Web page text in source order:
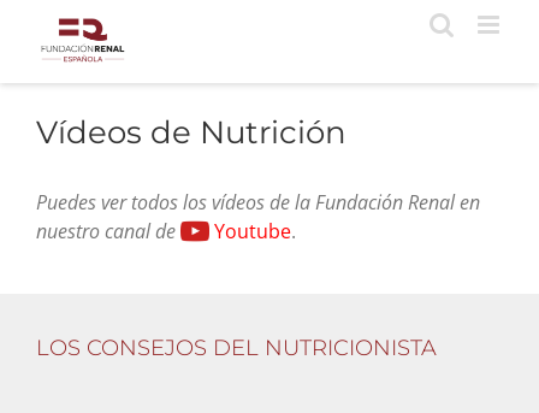
contenido
Vídeos de Nutrición
Puedes ver todos los vídeos de la Fundación Renal en
nuestro canal de
Youtube.
LOS CONSEJOS DEL NUTRICIONISTA